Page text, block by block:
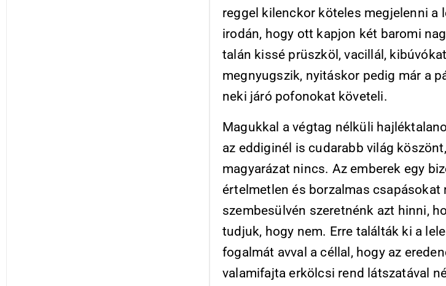
reggel kilenckor köteles megjelenni a
irodán, hogy ott kapjon két baromi
talán kissé prüszköl, vacillál,
megnyugszik, nyitáskor pedig már a
neki járó pofonokat követeli.
Magukkal a végtag nélküli
az eddiginél is cudarabb világ
magyarázat nincs. Az emberek egy
értelmetlen és borzalmas csapásokat
szembesülvén szeretnénk azt hinni,
tudjuk, hogy nem. Erre találták ki a
fogalmát avval a céllal, hogy az
valamifajta erkölcsi rend látszatával